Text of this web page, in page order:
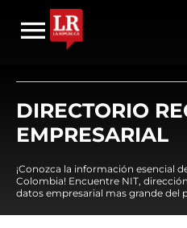
DIRECTORIO
EMPRESARIAL
¡Conozca la información esencial
Colombia! Encuentre NIT,
datos empresarial mas grande del